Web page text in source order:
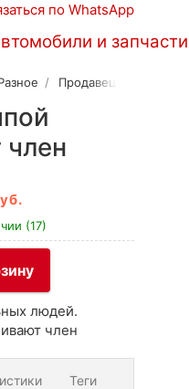
по WhatsApp
Продавец 2
(17)
людей.
член
Теги